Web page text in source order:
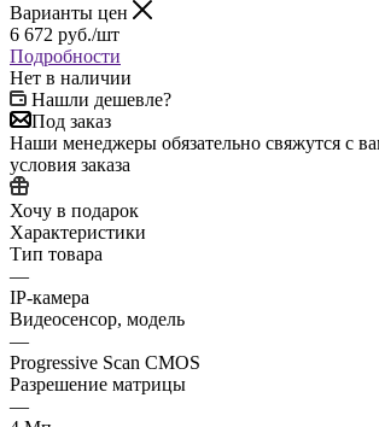
Варианты цен
6 672 руб./шт
Подробности
Нет в наличии
Нашли дешевле?
Под заказ
Наши менеджеры обязательно свяжутся с
условия заказа
Хочу в подарок
Характеристики
Тип товара
—
IP-камера
Видеосенсор, модель
—
Progressive Scan CMOS
Разрешение матрицы
—